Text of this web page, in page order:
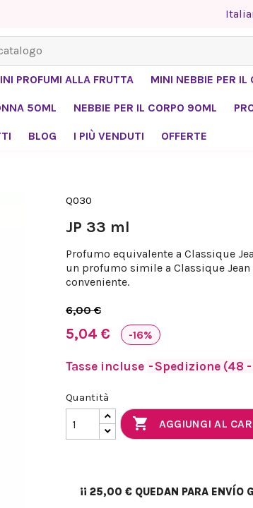
PROFUMI ALLA FRUTTA MINI NEBBIE PER IL
50ML NEBBIE PER IL CORPO 90ML
BLOG I PIÙ VENDUTI OFFERTE
Q030
JP 33 ml
Profumo equivalente a Classique
un profumo simile a Classique
conveniente.
6,00 €
5,04 € -16%
Tasse incluse Spedizione (48
Quantità
 AGGIUNGI AL
¡¡ 25,00 € QUEDAN PARA ENVÍO